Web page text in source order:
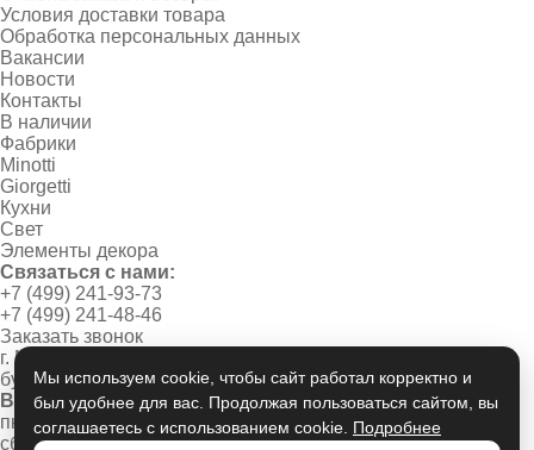
Условия доставки товара
Обработка персональных данных
Вакансии
Новости
Контакты
В наличии
Фабрики
Minotti
Giorgetti
Кухни
Свет
Элементы декора
Связаться с нами:
+7 (499) 241-93-73
+7 (499) 241-48-46
Заказать звонок
г. Москва, Новинский
бульвар, дом 1/2
Время работы:
пн-пт 10:00 - 20:00
сб-вс 11:00 - 19:00
Мы используем cookie, чтобы сайт работал корректно и
был удобнее для вас. Продолжая пользоваться сайтом, вы
соглашаетесь с использованием cookie. Подробнее